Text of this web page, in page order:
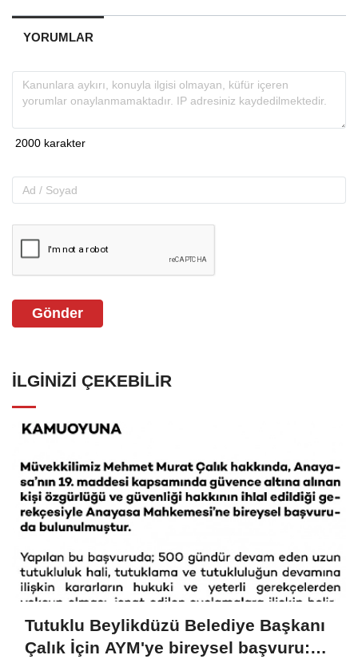
YORUMLAR
Gönder
İLGINIZI ÇEKEBILIR
Tutuklu Beylikdüzü Belediye Başkanı
Çalık İçin AYM'ye bireysel başvuru: